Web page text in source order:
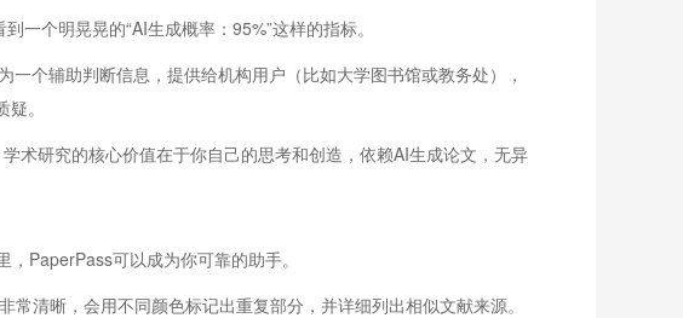
一个明晃晃的“AI生成概率：95%”这样的指标。
个辅助判断信息，提供给机构用户（比如大学图书馆或教务处），
。
术研究的核心价值在于你自己的思考和创造，依赖AI生成论文，无异
PaperPass可以成为你可靠的助手。
清晰，会用不同颜色标记出重复部分，并详细列出相似文献来源。